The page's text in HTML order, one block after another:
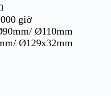
giờ
Ø110mm
Ø129x32mm